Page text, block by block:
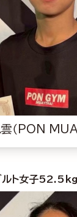
（PON
ルト女子52.5kg